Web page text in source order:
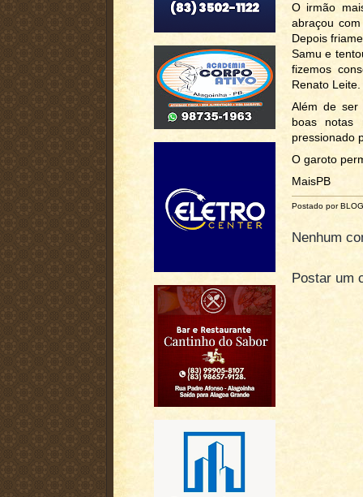
O irmão
abraçou
Depois
Samu e
fizemos
Renato Leite.
Além de ser
boas notas
pressionado
O garoto
MaisPB
Postado por
Nenhum
Postar um